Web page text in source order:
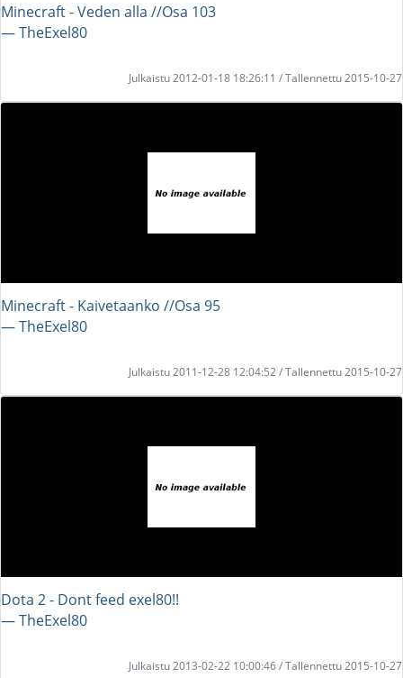
Minecraft - Veden alla //Osa 103
― TheExel80
Julkaistu 2012-01-18 18:26:11 / Tallennettu 2015-10-27
Minecraft - Kaivetaanko //Osa 95
― TheExel80
Julkaistu 2011-12-28 12:04:52 / Tallennettu 2015-10-27
Dota 2 - Dont feed exel80!!
― TheExel80
Julkaistu 2013-02-22 10:00:46 / Tallennettu 2015-10-27